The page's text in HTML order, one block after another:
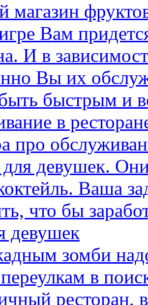
магазин
в
девушек